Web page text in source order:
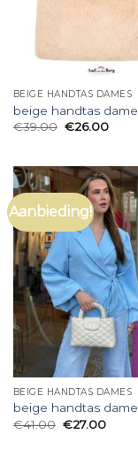
BEIGE HANDTAS DAMES
beige handtas
€39.00 €26.00
Aanbieding!
BEIGE HANDTAS DAMES
beige handtas
€41.00 €27.00